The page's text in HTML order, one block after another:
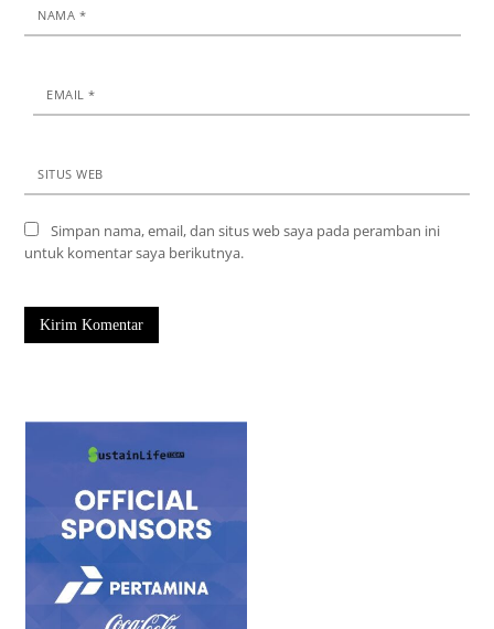
NAMA *
EMAIL*
SITUS WEB
Simpan nama, email, dan situs web saya pada peramban ini
untuk komentar saya berikutnya.